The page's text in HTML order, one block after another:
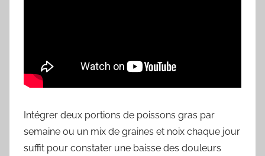
Intégrer deux portions de poissons gras par
semaine ou un mix de graines et noix chaque jour
suffit pour constater une baisse des douleurs